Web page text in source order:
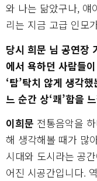
와 나는 닮았구나, 얘
리는 지금 고급 인모
당시 희문 님 공연장
에서 욕하던 사람들
‘탐’탁치 않게 생각
느 순간 상‘쾌’함을
이희문 전통음악을
해 생각해볼 때가 많
시대와 도시라는 공
어진 시공간입니다.